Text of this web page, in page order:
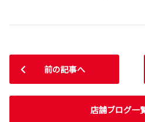
前の記事へ
店舗ブログ一